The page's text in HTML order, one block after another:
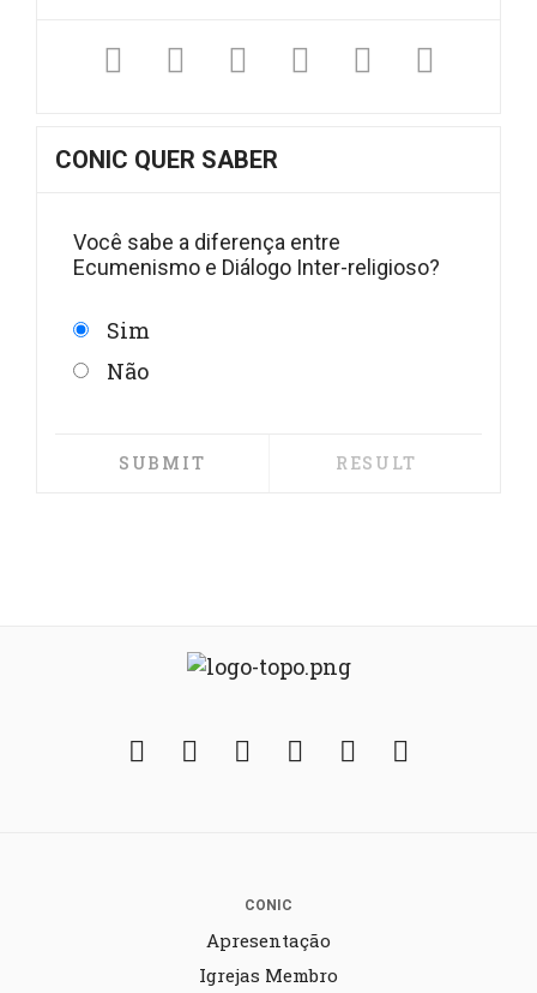
FacebookTwitterInstagram
YouTube
Fickr
CONIC QUER SABER
Você sabe a diferença entre
Ecumenismo e Diálogo Inter-religioso?
Sim
Não
FacebookTwitter Instagram
YouTubeFickr
CONIC
Apresentação
Igrejas Membro